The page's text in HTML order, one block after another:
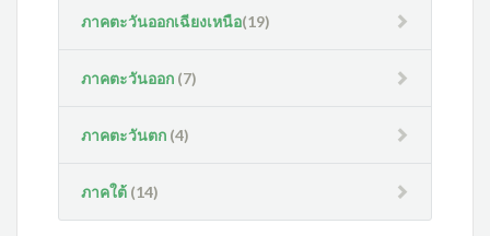
ภาคตะวันออกเฉียงเหนือ(19)
ภาคตะวันออก (7)
ภาคตะวันตก (4)
ภาคใต้ (14)